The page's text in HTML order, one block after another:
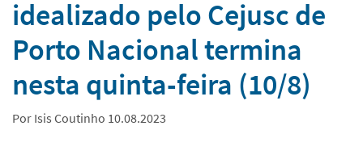
idealizado pelo Cejusc de
Porto Nacional termina
nesta quinta-feira (10/8)
Por Isis Coutinho 10.08.2023